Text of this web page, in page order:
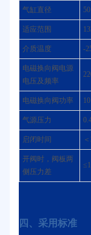
气缸直径 50
适应范围
介质温度 -
电磁换向阀电源
电压及频率
电磁换向阀功率 10
气源压力
启闭时间
开阀时，阀板两
侧压力差
四、采用标准